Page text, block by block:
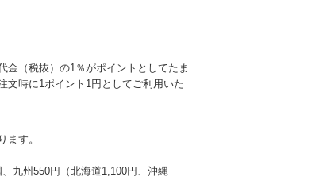
金（税抜）の1％がポイントとしてたま
文時に1ポイント1円としてご利用いた
ます。
九州550円（北海道1,100円、沖縄